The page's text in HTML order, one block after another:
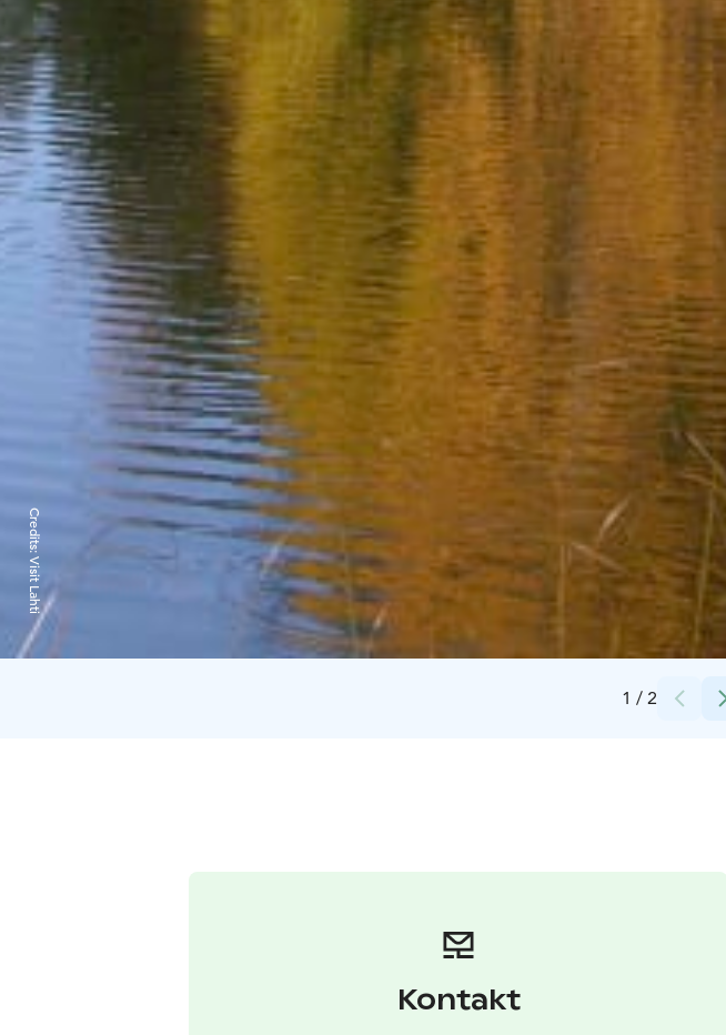
1 / 2
Credits:
Visit Lahti
Kontakt